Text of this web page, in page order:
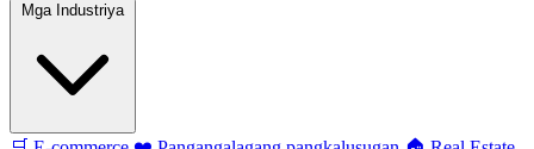
Mga Industriya